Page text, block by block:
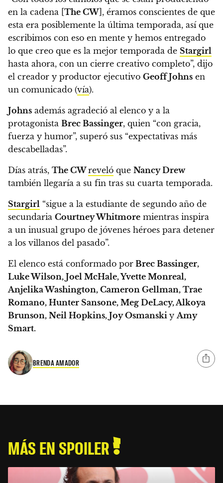
en la cadena [ The CW ], éramos conscientes de que
esta era posiblemente la última temporada, así que
escribimos con eso en mente y hemos entregado
lo que creo que es la mejor temporada de Stargirl
hasta ahora, con un cierre creativo completo”, dijo
el creador y productor ejecutivo Geoff Johns en
un comunicado (vía).
Johns además agradeció al elenco y a la
protagonista Brec Bassinger, quien “con gracia,
fuerza y humor”, superó sus “expectativas más
descabelladas”.
Días atrás, The CWreveló que Nancy Drew
también llegaría a su fin tras su cuarta temporada.
Stargirl “sigue a la estudiante de segundo año de
secundaria Courtney Whitmore mientras inspira
a un inusual grupo de jóvenes héroes para detener
a los villanos del pasado”.
El elenco está conformado por Brec Bassinger,
Luke Wilson, Joel McHale, Yvette Monreal,
Anjelika Washington, Cameron Gellman, Trae
Romano, Hunter Sansone, Meg DeLacy, Alkoya
Brunson, Neil Hopkins, Joy Osmanski yAmy
Smart.
BRENDA AMADOR
MÁS EN SPOILER